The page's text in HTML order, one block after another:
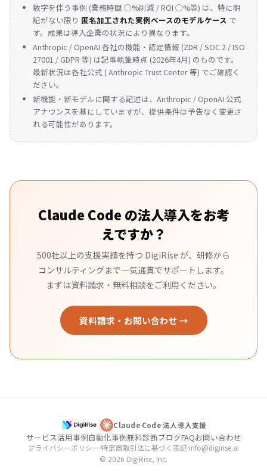
数字を伴う事例 (業務時間 ◯%削減 / ROI ◯%等) は、特に明
記がない限り 匿名加工された実例ベースのモデルケース で
す。成果は導入企業の状況により異なります。
Anthropic / OpenAI 各社の機能・認定情報 (ZDR / SOC 2 / ISO
27001 / GDPR 等) は記事執筆時点 (2026年4月) のものです。
最新状況は各社公式 (Anthropic Trust Center等) でご確認く
ださい。
新機能・新モデルに関する記述は、Anthropic / OpenAI 公式
アナウンスを基にしていますが、提供条件は予告なく変更さ
れる可能性があります。
Claude Code の法人導入をお考
えですか？
500社以上の支援実績を持つ DigiRise が、研修から
コンサルティングまで一気通貫でサポートします。
まずは資料請求・無料相談をご利用ください。
資料請求・お問い合わせ →
Claude Code 法人導入支援
サービス活用事例自動化事例無料診断ブログFAQお問い合わせ
プライバシーポリシー 特定商取引法に基づく表記 info@digirise.ai
© 2026 DigiRise, Inc.